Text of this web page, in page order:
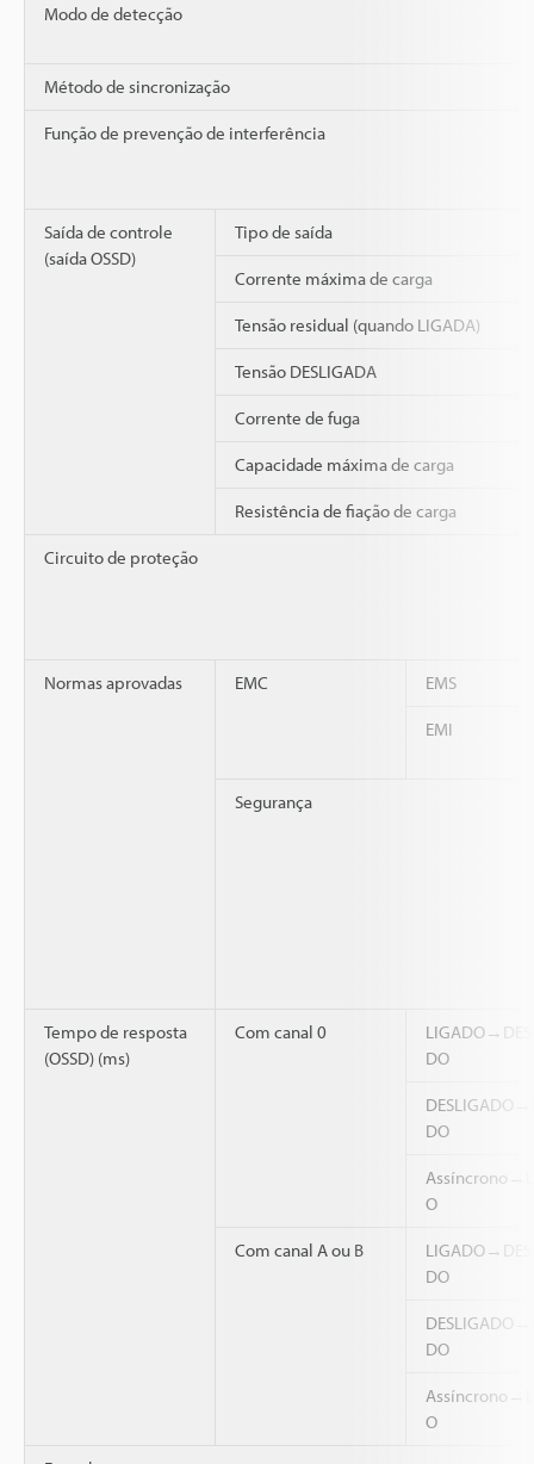
Modo de detecção
Método de sincronização
Função de prevenção de interferência
Saída de controle
(saída OSSD)
Tipo de saída
Corrente máxima de carga
Tensão residual (quando LIGADA)
Tensão DESLIGADA
Corrente de fuga
Capacidade máxima de carga
Resistência de fiação de carga
Circuito de proteção
Normas aprovadas EMC EMS
EMI
Segurança
Tempo de resposta
(OSSD) (ms)
Com canal 0
DO
DO
O
Com canal A ou B
DO
DO
O